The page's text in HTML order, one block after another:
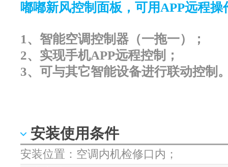
嘟嘟新风控制面板，可用APP远程操
1、智能空调控制器（一拖一）；
2、实现手机APP远程控制；
3、可与其它智能设备进行联动控制
安装使用条件
安装位置：空调内机检修口内；